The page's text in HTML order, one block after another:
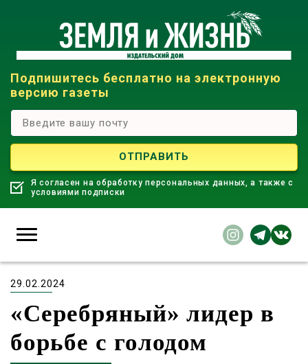
Подпишитесь бесплатно на электронную
версию газеты
Я согласен на обработку персональных данных, а также с
условиями подписки
29.02.2024
«Серебряный» лидер в
борьбе с голодом